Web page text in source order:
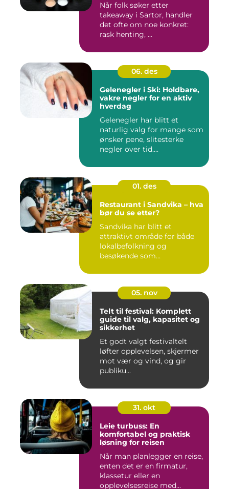
Når folk søker etter
takeaway i Sartor, handler
det ofte om noe konkret:
rask henting, ...
06. des
Gelenegler i Ski: Holdbare,
vakre negler for en aktiv
hverdag
Gelenegler har blitt et
naturlig valg for mange som
ønsker pene, slitesterke
negler over tid....
01. des
Restaurant i Sandvika – hva
bør du se etter?
Sandvika har blitt et
attraktivt område for både
lokalbefolkning og
besøkende som...
05. nov
Telt til festival: Komplett
guide til valg, kapasitet og
sikkerhet
Et godt valgt festivaltelt
løfter opplevelsen, skjermer
mot vær og vind, og gir
publiku...
31. okt
Leie turbuss: En
komfortabel og praktisk
løsning for reisen
Når man planlegger en reise,
enten det er en firmatur,
klassetur eller en
opplevelsesreise med...